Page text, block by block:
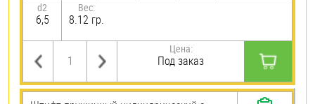
d2
6,5
Вес:
8.12 гр.
Цена:
Под заказ